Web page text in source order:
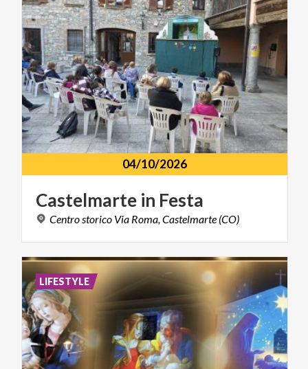
04/10/2026
Castelmarte in Festa
Centrostorico Via Roma,Castelmarte (CO)
LIFESTYLE